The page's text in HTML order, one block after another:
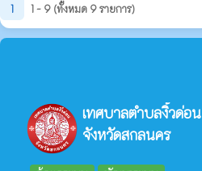
1 1 - 9 (ทั้งหมด 9 รายการ)
เทศบาลตำบลงิ้วด่อน
จังหวัดสกลนคร